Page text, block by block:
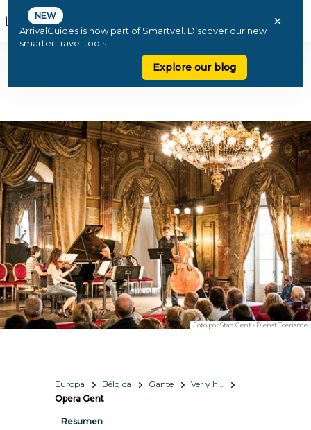
NEW
ArrivalGuides is now part of Smartvel. Discover our new
smarter travel tools
Explore our blog
×
Foto porStad Gent - Dienst Toerisme
Europa Bélgica Gante
Ver y hacer
Opera Gent
Resumen